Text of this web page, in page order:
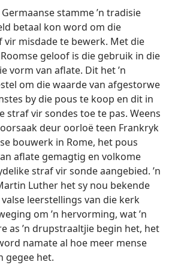
stamme ’n tradisie
betaal kon word om die
vir misdade te bewerk. Met die
geloof is die gebruik in die
vorm van aflate. Dit het ’n
om die waarde van afgestorwe
by die pous te koop en dit in
straf vir sondes toe te pas. Weens
deur oorloë teen Frankryk
bouwerk in Rome, het pous
aflate gemagtig en volkome
straf vir sonde aangebied. ’n
Luther het sy nou bekende
leerstellings van die kerk
om ’n hervorming, wat ’n
as ’n drupstraaltjie begin het, het
namate al hoe meer mense
gegee het.